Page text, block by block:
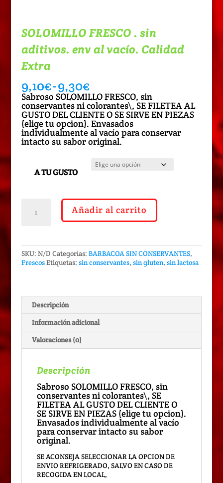
SOLOMILLO FRESCO . sin
aditivos. env al vacío. Calidad
Extra
9,10€-9,30€Rango
de
precios:
desde
9,10€
hasta
9,30€
Sabroso SOLOMILLO FRESCO, sin
conservantes ni colorantes\, SE FILETEA AL
GUSTO DEL CLIENTE O SE SIRVE EN PIEZAS
(elige tu opcion). Envasados
individualmente al vacío para conservar
intacto su sabor original.
A TU GUSTO
FRESCO
env
al
vacío.
Añadir al carrito
SKU: N/D Categorías: BARBACOA SIN CONSERVANTES,
FrescosEtiquetas: sin conservantes, sin gluten, sin lactosa
Descripción
Información adicional
Valoraciones (0)
Descripción
Sabroso SOLOMILLO FRESCO, sin
conservantes ni colorantes\, SE
FILETEA AL GUSTO DEL CLIENTE O
SE SIRVE EN PIEZAS (elige tu opcion).
Envasados individualmente al vacío
para conservar intacto su sabor
original.
SE ACONSEJA SELECCIONAR LA OPCION DE
ENVIO REFRIGERADO, SALVO EN CASO DE
RECOGIDA EN LOCAL,